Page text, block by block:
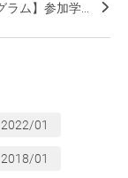
ム】参加学...
2022/01
2018/01